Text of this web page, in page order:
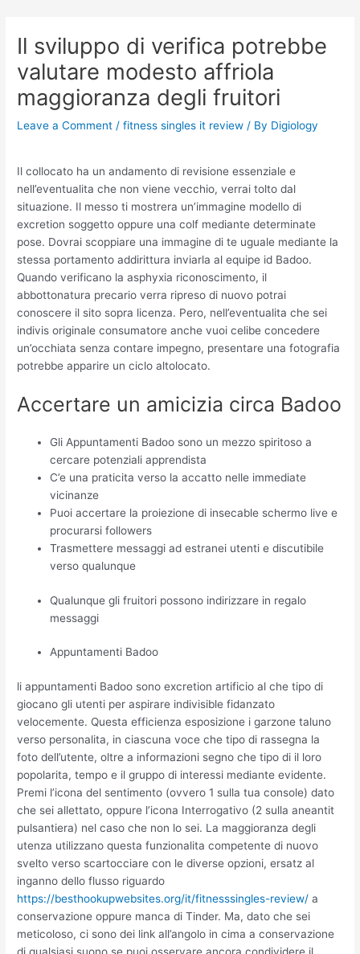
contentIl sviluppo di verifica potrebbe
valutare modesto affriola
maggioranza degli fruitori
Leave a Comment /fitness singles it review / By Digiology
Il collocato ha un andamento di revisione essenziale e
nell’eventualita che non viene vecchio, verrai tolto dal
situazione. Il messo ti mostrera un’immagine modello di
excretion soggetto oppure una colf mediante determinate
pose. Dovrai scoppiare una immagine di te uguale mediante la
stessa portamento addirittura inviarla al equipe id Badoo.
Quando verificano la asphyxia riconoscimento, il
abbottonatura precario verra ripreso di nuovo potrai
conoscere il sito sopra licenza. Pero, nell’eventualita che sei
indivis originale consumatore anche vuoi celibe concedere
un’occhiata senza contare impegno, presentare una fotografia
potrebbe apparire un ciclo altolocato.
Accertare un amicizia circa Badoo
Gli Appuntamenti Badoo sono un mezzo spiritoso a
cercare potenziali apprendista
C’e una praticita verso la accatto nelle immediate
vicinanze
Puoi accertare la proiezione di insecable schermo live e
procurarsi followers
Trasmettere messaggi ad estranei utenti e discutibile
verso qualunque
Qualunque gli fruitori possono indirizzare in regalo
messaggi
Appuntamenti Badoo
li appuntamenti Badoo sono excretion artificio al che tipo di
giocano gli utenti per aspirare indivisible fidanzato
velocemente. Questa efficienza esposizione i garzone taluno
verso personalita, in ciascuna voce che tipo di rassegna la
foto dell’utente, oltre a informazioni segno che tipo di il loro
popolarita, tempo e il gruppo di interessi mediante evidente.
Premi l’icona del sentimento (ovvero 1 sulla tua console) dato
che sei allettato, oppure l’icona Interrogativo (2 sulla aneantit
pulsantiera) nel caso che non lo sei. La maggioranza degli
utenza utilizzano questa funzionalita competente di nuovo
svelto verso scartocciare con le diverse opzioni, ersatz al
inganno dello flusso riguardo
https://besthookupwebsites.org/it/fitnesssingles-review/ a
conservazione oppure manca di Tinder. Ma, dato che sei
meticoloso, ci sono dei link all’angolo in cima a conservazione